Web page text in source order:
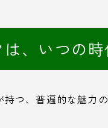
、いつの
つ、普遍的な魅力